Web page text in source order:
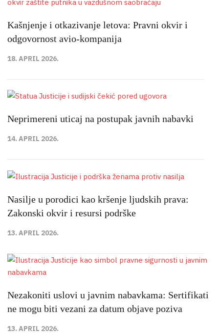
Kašnjenje i otkazivanje letova: Pravni okvir i
odgovornost avio-kompanija
18. APRIL 2026.
Neprimereni uticaj na postupak javnih nabavki
14. APRIL 2026.
Nasilje u porodici kao kršenje ljudskih prava:
Zakonski okvir i resursi podrške
13. APRIL 2026.
Nezakoniti uslovi u javnim nabavkama: Sertifikati
ne mogu biti vezani za datum objave poziva
13. APRIL 2026.